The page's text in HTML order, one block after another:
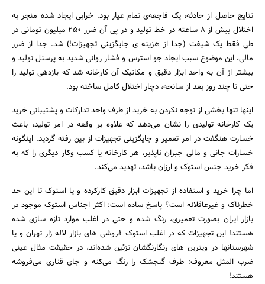
جستجو
نتایج حاصل از حادثه، یک فاجعه‌ی تمام عیار بود. خرابی ایجاد شده منجر به
اختلال بیش از 8 ساعته در خط تولید و در پی آن ضرر 250 میلیون تومانی در
طی فقط یک شیفت (جدا از هزینه ی جایگزینی تجهیزات!) شد. جدا از ضرر
مالی، این موضوع سبب ایجاد جو استرس و فشار روانی شدید به پرسنل تولید و
بیشتر از آن به واحد ابزار دقیق و مکانیک آن کارخانه شد که بازدهی تولید را
حتی تا چند روز بعد از سانحه، دچار اختلال کامل ساخته بود.
اینها تنها بخشی از توجه نکردن به خرید از طرف واحد تدارکات و پشتیبانی خرید
یک کارخانه تولیدی را نشان می‌دهد که علاوه بر وقفه در امر تولید، باعث
خسارت هنگفت در امر تعمیر و جایگزینی تجهیزات از بین رفته گردید. اینگونه
خسارات جانی و مالی جبران ناپذیر، هر کارخانه یا کسب وکار دیگری را که به
فکر خرید جنس استوک و ارزان باشد، تهدید می‌کند.
اما چرا خرید و استفاده از تجهیزات ابزار دقیق کارکرده و یا استوک تا این حد
خطرناک و غیرعاقلانه است؟ پاسخ ساده است: اکثر اجناس استوک موجود در
بازار ایران بصورت تعمیری، رنگ شده و حتی در اغلب موارد تازه سازی شده
هستند! این تجهیزات که در اغلب استوک فروشی های بازار لاله زار تهران و یا
شهرستانها در ویترین های رنگارنگشان تزئین شده‌اند، در حقیقت مثال عینی
ضرب المثل معروف: طرف گنجشک را رنگ می‌کنه و جای قناری می‌فروشه
هستند!